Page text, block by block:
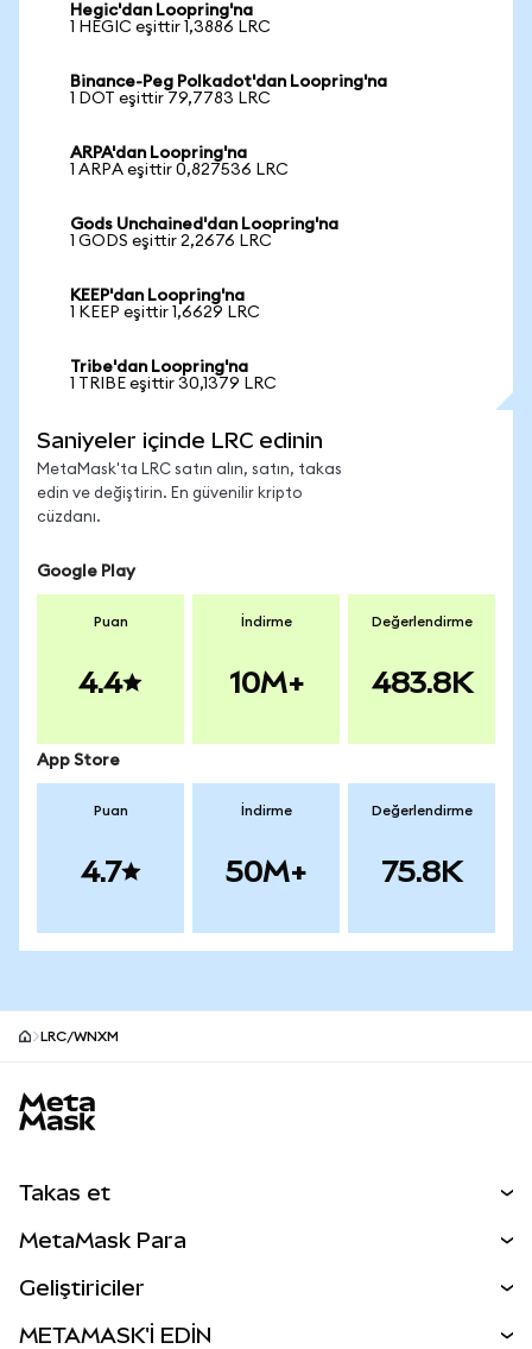
Hegic'dan Loopring'na
1 HEGIC eşittir 1,3886 LRC
Binance-Peg Polkadot'dan Loopring'na
1 DOT eşittir 79,7783 LRC
ARPA'dan Loopring'na
1 ARPA eşittir 0,827536 LRC
Gods Unchained'dan Loopring'na
1 GODS eşittir 2,2676 LRC
KEEP'dan Loopring'na
1 KEEP eşittir 1,6629 LRC
Tribe'dan Loopring'na
1 TRIBE eşittir 30,1379 LRC
Saniyeler içinde LRC edinin
MetaMask'ta LRC satın alın, satın, takas
edin ve değiştirin. En güvenilir kripto
cüzdanı.
Google Play
Puan
4.4
İndirme
10M+
Değerlendirme
483.8K
App Store
Puan
4.7
İndirme
50M+
Değerlendirme
75.8K
LRC/WNXM
Takas et
Perps
MetaMask Para
Geliştiriciler
METAMASK'İ EDİN